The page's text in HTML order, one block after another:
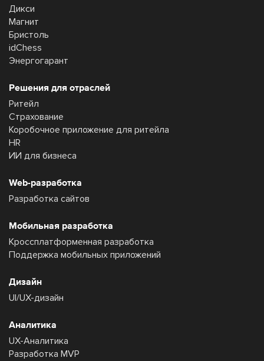
Дикси
Магнит
Бристоль
idChess
Энергогарант
Решения для отраслей
Ритейл
Страхование
Коробочное приложение для ритейла
HR
ИИ для бизнеса
Web-разработка
Разработка сайтов
Мобильная разработка
Кроссплатформенная разработка
Поддержка мобильных приложений
Дизайн
UI/UX-дизайн
Аналитика
UX-Аналитика
Разработка MVP